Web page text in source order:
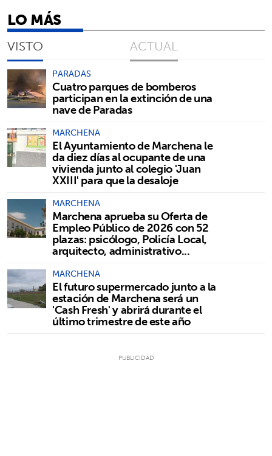
LO MÁS
VISTO ACTUAL
PARADAS
Cuatro parques de bomberos
participan en la extinción de una
nave de Paradas
MARCHENA
El Ayuntamiento de Marchena le
da diez días al ocupante de una
vivienda junto al colegio 'Juan
XXIII' para que la desaloje
MARCHENA
Marchena aprueba su Oferta de
Empleo Público de 2026 con 52
plazas: psicólogo, Policía Local,
arquitecto, administrativo...
MARCHENA
El futuro supermercado junto a la
estación de Marchena será un
'Cash Fresh' y abrirá durante el
último trimestre de este año